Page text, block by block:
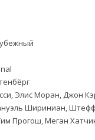
Элис Моран, Джон
Шириниан,
Прогош, Меган